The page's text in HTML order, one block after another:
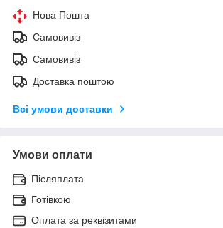
Нова Пошта
Самовивіз
Самовивіз
Доставка поштою
Всі умови доставки
Умови оплати
Післяплата
Готівкою
Оплата за реквізитами